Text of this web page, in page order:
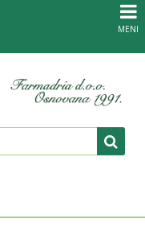
MENI